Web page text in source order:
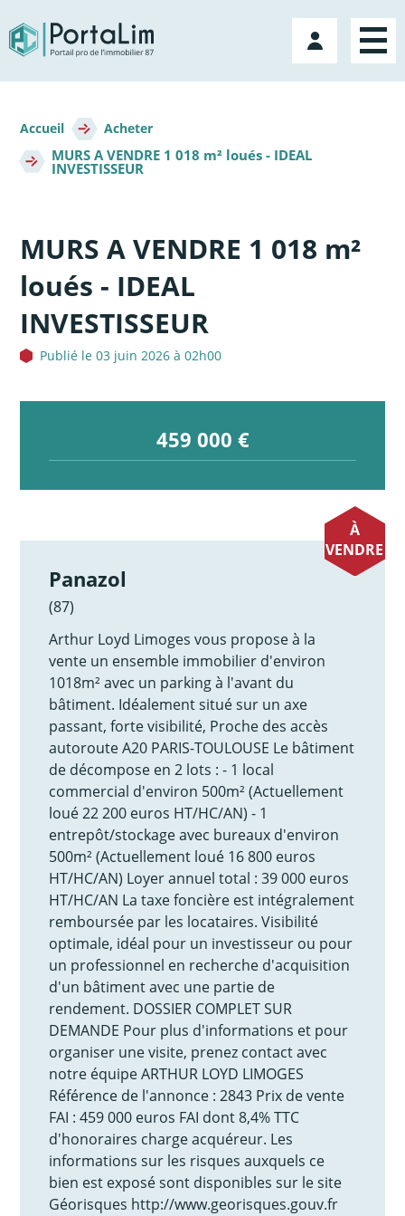
directement
au
contenu
Mon
compte
d'Ariane
Accueil Acheter
MURS A VENDRE 1 018 m² loués - IDEAL
INVESTISSEUR
MURS A VENDRE 1 018 m²
loués - IDEAL
INVESTISSEUR
Publié le 03 juin 2026 à 02h00
459 000 €
À
VENDRE
Panazol
(87)
Arthur Loyd Limoges vous propose à la
vente un ensemble immobilier d'environ
1018m² avec un parking à l'avant du
bâtiment. Idéalement situé sur un axe
passant, forte visibilité, Proche des accès
autoroute A20 PARIS-TOULOUSE Le bâtiment
de décompose en 2 lots : - 1 local
commercial d'environ 500m² (Actuellement
loué 22 200 euros HT/HC/AN) - 1
entrepôt/stockage avec bureaux d'environ
500m² (Actuellement loué 16 800 euros
HT/HC/AN) Loyer annuel total : 39 000 euros
HT/HC/AN La taxe foncière est intégralement
remboursée par les locataires. Visibilité
optimale, idéal pour un investisseur ou pour
un professionnel en recherche d'acquisition
d'un bâtiment avec une partie de
rendement. DOSSIER COMPLET SUR
DEMANDE Pour plus d'informations et pour
organiser une visite, prenez contact avec
notre équipe ARTHUR LOYD LIMOGES
Référence de l'annonce : 2843 Prix de vente
FAI : 459 000 euros FAI dont 8,4% TTC
d'honoraires charge acquéreur. Les
informations sur les risques auxquels ce
bien est exposé sont disponibles sur le site
Géorisques http://www.georisques.gouv.fr